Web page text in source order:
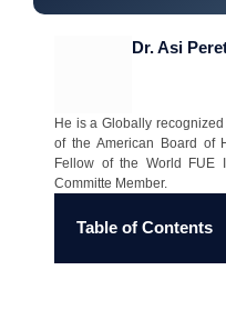
Dr. Asi
He is a Globally
of the American Board of
Fellow of the World FUE
Committe Member.
Table of Contents